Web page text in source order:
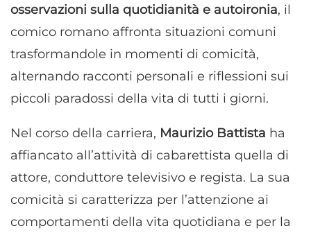
osservazioni sulla quotidianità e autoironia, il
comico romano affronta situazioni comuni
trasformandole in momenti di comicità,
alternando racconti personali e riflessioni sui
piccoli paradossi della vita di tutti i giorni.
Nel corso della carriera, Maurizio Battista ha
affiancato all’attività di cabarettista quella di
attore, conduttore televisivo e regista. La sua
comicità si caratterizza per l’attenzione ai
comportamenti della vita quotidiana e per la